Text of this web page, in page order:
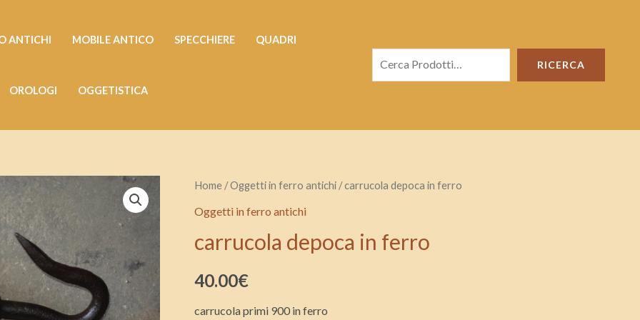
ANTICHI MOBILE ANTICO SPECCHIERE QUADRI
OROLOGI OGGETISTICA
RICERCA
Home /Oggetti in ferro antichi / carrucola depoca in ferro
Oggetti in ferro antichi
carrucola depoca in ferro
40.00€
carrucola primi 900 in ferro
carrucola
depoca
ferro